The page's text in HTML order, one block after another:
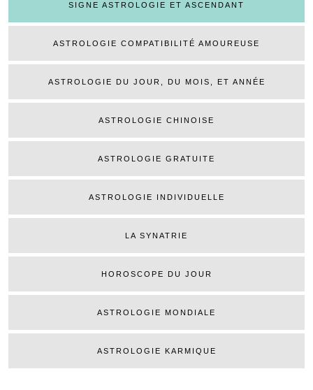
SIGNE ASTROLOGIE ET ASCENDANT
ASTROLOGIE COMPATIBILITÉ AMOUREUSE
ASTROLOGIE DU JOUR, DU MOIS, ET ANNÉE
ASTROLOGIE CHINOISE
ASTROLOGIE GRATUITE
ASTROLOGIE INDIVIDUELLE
LA SYNATRIE
HOROSCOPE DU JOUR
ASTROLOGIE MONDIALE
ASTROLOGIE KARMIQUE